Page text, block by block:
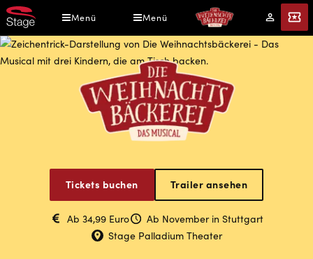
Direkt
zum
Inhalt
Menü Menü
Mein
Konto
Tickets
Die
–
Das
Musical
Tickets buchen Trailer ansehen
Ab 34,99 Euro
Ab November in Stuttgart
Stage Palladium Theater